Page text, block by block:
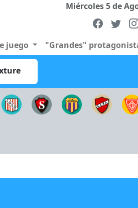
Miércoles 5 de
juego "Grandes"